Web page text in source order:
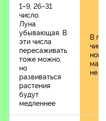
1–9, 26–31
число.
Луна
убывающая. В
эти числа
пересаживать
тоже можно,
но
развиваться
растения
будут
медленнее
В
не